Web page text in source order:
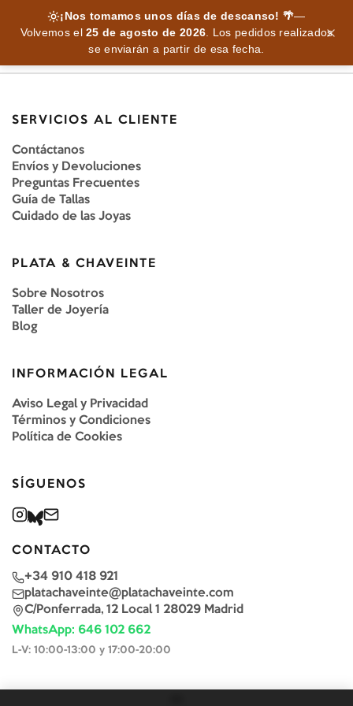
¡Nos tomamos unos días de descanso! 🌴—
Volvemos el25 de agosto de 2026. Los pedidos realizados
se enviarán a partir de esa fecha.
SERVICIOS AL CLIENTE
Contáctanos
Envíos y Devoluciones
Preguntas Frecuentes
Guía de Tallas
Cuidado de las Joyas
PLATA & CHAVEINTE
Sobre Nosotros
Taller de Joyería
Blog
INFORMACIÓN LEGAL
Aviso Legal y Privacidad
Términos y Condiciones
Política de Cookies
SÍGUENOS
CONTACTO
+34 910 418 921
platachaveinte@platachaveinte.com
C/Ponferrada, 12 Local 1 28029 Madrid
WhatsApp: 646 102 662
L-V: 10:00-13:00 y 17:00-20:00